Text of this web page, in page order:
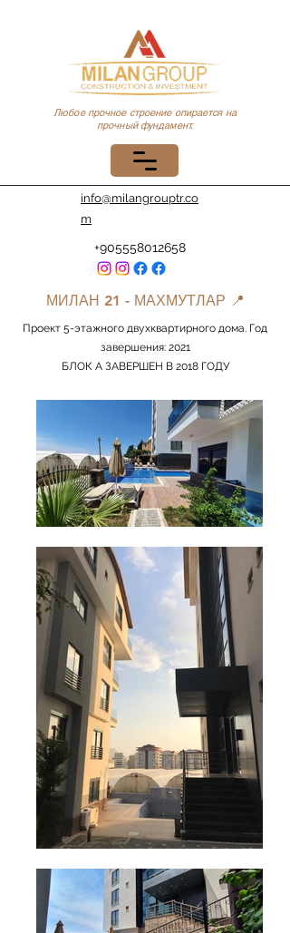
Любое прочное строение опирается на
прочный фундамент.
+905558012658
info@milangrouptr.co
m
МИЛАН 21 - МАХМУТЛАР 📍
Проект 5-этажного двухквартирного дома. Год
завершения: 2021
БЛОК А ЗАВЕРШЕН В 2018 ГОДУ